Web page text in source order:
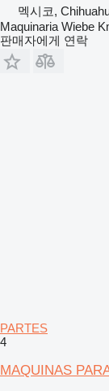
멕시코,
Maquinaria Wiebe
판매자에게 연락
PARTES
4
MAQUINAS